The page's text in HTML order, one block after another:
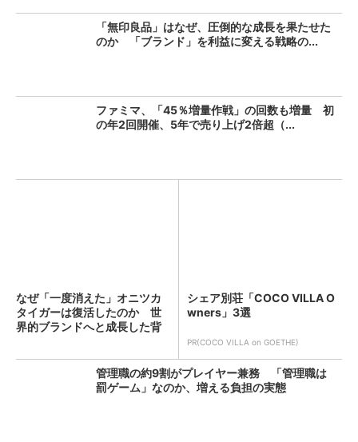
「無印良品」はなぜ、圧倒的な成長を果たせた
のか 「ブランド」を利益に変える戦略の...
ファミマ、「45％増量作戦」の回数も増量 初
の年2回開催、5年で売り上げ2倍超（...
なぜ「一度消えた」オニツカ
タイガーは復活したのか 世
界的ブランドへと成長した背
シェア別荘「COCO VILLA O
wners」3選
PR(COCO VILLA on GOETHE)
管理職の約9割がプレイヤー兼務 「管理職は
罰ゲーム」なのか、増える負担の実態